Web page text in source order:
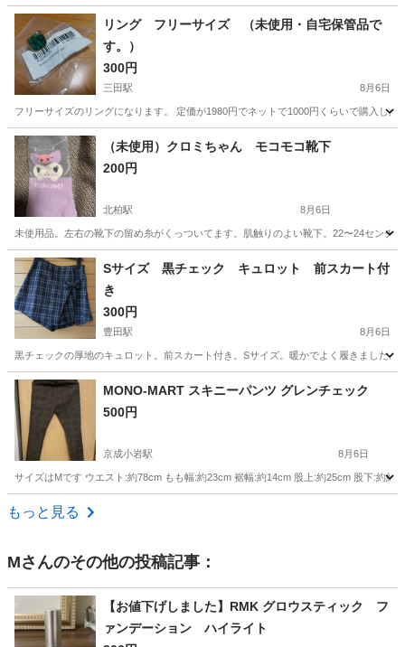
リング フリーサイズ （未使用・自宅保管品で
す。）
300円
三田駅 8月6日
フリーサイズのリングになります。 定価が1980円でネットで1000円くらいで購入し
東京 港区 三田駅 アクセサリー
（未使用）クロミちゃん モコモコ靴下
200円
北柏駅 8月6日
未使用品。左右の靴下の留め糸がくっついてます。肌触りのよい靴下。22〜24センチ
東京 日野市 北柏駅 小物 クロミ
Sサイズ 黒チェック キュロット 前スカート付
き
300円
豊田駅 8月6日
黒チェックの厚地のキュロット。前スカート付き。Sサイズ。暖かでよく履きました
東京 日野市 スカート キュロット
MONO-MART スキニーパンツ グレンチェック
500円
京成小岩駅 8月6日
サイズはMです ウエスト:約78cm もも幅:約23cm 裾幅:約14cm 股上:約25cm 股下:約
東京 葛飾区
もっと見る
Mさんのその他の投稿記事：
【お値下げしました】RMK グロウスティック フ
ァンデーション ハイライト